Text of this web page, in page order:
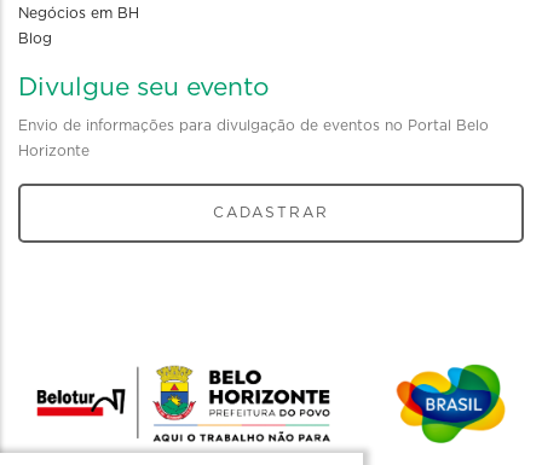
Negócios em BH
Blog
Divulgue seu evento
Envio de informações para divulgação de eventos no Portal Belo
Horizonte
CADASTRAR